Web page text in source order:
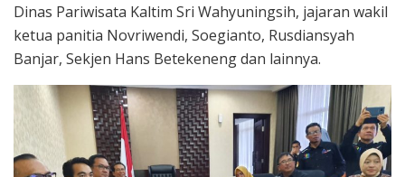
Dinas Pariwisata Kaltim Sri Wahyuningsih, jajaran wakil
ketua panitia Novriwendi, Soegianto, Rusdiansyah
Banjar, Sekjen Hans Betekeneng dan lainnya.